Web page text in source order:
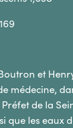
et
médecine,
de la
que les eaux